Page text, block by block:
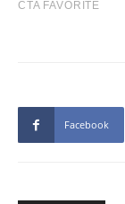
Facebook